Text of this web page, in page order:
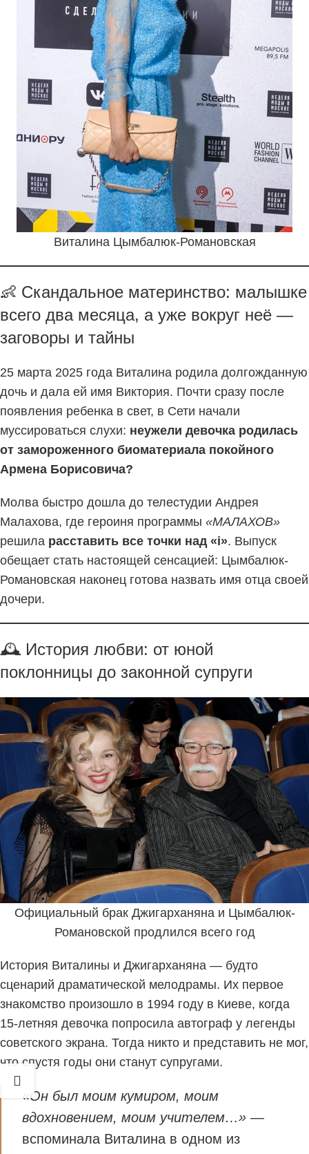
Виталина Цымбалюк-Романовская
👶 Скандальное материнство: малышке
всего два месяца, а уже вокруг неё —
заговоры и тайны
25 марта 2025 года Виталина родила долгожданную
дочь и дала ей имя Виктория. Почти сразу после
появления ребенка в свет, в Сети начали
муссироваться слухи: неужели девочка родилась
от замороженного биоматериала покойного
Армена Борисовича?
Молва быстро дошла до телестудии Андрея
Малахова, где героиня программы «МАЛАХОВ»
решила расставить все точки над «i». Выпуск
обещает стать настоящей сенсацией: Цымбалюк-
Романовская наконец готова назвать имя отца своей
дочери.
🕰 История любви: от юной
поклонницы до законной супруги
Официальный брак Джигарханяна и Цымбалюк-
Романовской продлился всего год
История Виталины и Джигарханяна — будто
сценарий драматической мелодрамы. Их первое
знакомство произошло в 1994 году в Киеве, когда
15-летняя девочка попросила автограф у легенды
советского экрана. Тогда никто и представить не мог,
что спустя годы они станут супругами.
«Он был моим кумиром, моим
вдохновением, моим учителем…» —
вспоминала Виталина в одном из